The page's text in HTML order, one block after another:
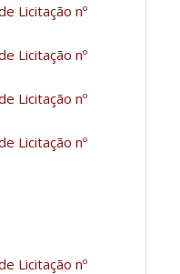
Licitação nº
Licitação nº
Licitação nº
Licitação nº
Licitação nº